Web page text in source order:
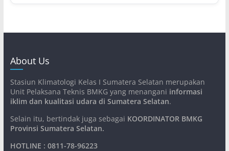
About Us
Stasiun Klimatologi Kelas I Sumatera Selatan merupakan
Unit Pelaksana Teknis BMKG yang menangani informasi
iklim dan kualitasi udara di Sumatera Selatan.
Selain itu, bertindak juga sebagai KOORDINATOR BMKG
Provinsi Sumatera Selatan.
HOTLINE : 0811-78-96223